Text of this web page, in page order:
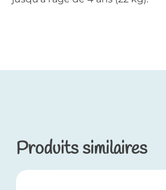
Produits similaires